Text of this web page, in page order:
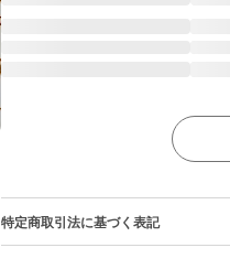
特定商取引法に基づく表記